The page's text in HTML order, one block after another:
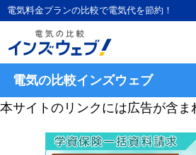
電気料金プランの比較で電気代を節約！
電気の比較インズウェブ
本サイトのリンクには広告が含ま